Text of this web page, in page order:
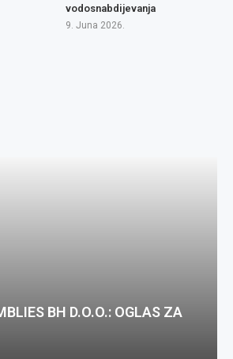
vodosnabdijevanja
9. Juna 2026.
BH D.O.O.: OGLAS ZA